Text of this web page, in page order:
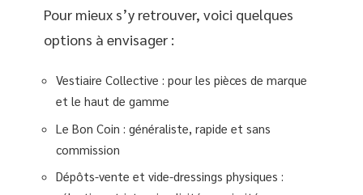
Pour mieux s’y retrouver, voici quelques
options à envisager :
Vestiaire Collective : pour les pièces de marque
et le haut de gamme
Le Bon Coin : généraliste, rapide et sans
commission
Dépôts-vente et vide-dressings physiques :